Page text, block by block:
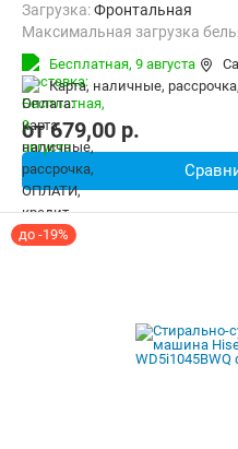
загрузка:Фронтальная
Максимальная загрузка
Количество программ:
Материал бака:
Нерж. сталь
Дополнительные функции:
Безопасность:
Бесплатная, 9 августа
карта, наличные,
от679,00 p.
до -19%